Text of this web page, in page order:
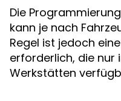
Die
kann je nach
Regel ist jedoch
erforderlich, die nur
Werkstätten